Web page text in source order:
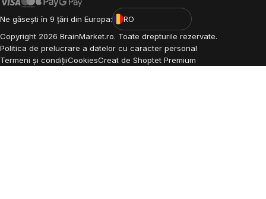
Ne găsești în 9 țări din Europa:
RO
Copyright 2026 BrainMarket.ro. Toate drepturile rezervate.
Politica de prelucrare a datelor cu caracter personal
Termeni și condițiiCookiesCreat de Shoptet Premium